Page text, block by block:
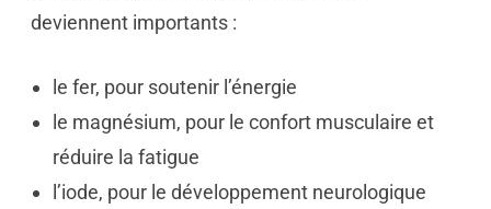
deviennent importants :
le fer, pour soutenir l’énergie
le magnésium, pour le confort musculaire et
réduire la fatigue
l’iode, pour le développement neurologique